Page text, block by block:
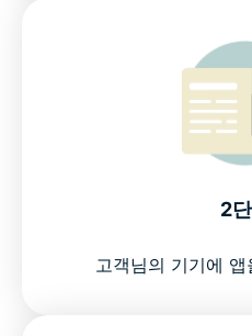
NYC VPN 관련 자주 묻는 질
다른 국가에서 이용 가능한
2
고객님의 기기에